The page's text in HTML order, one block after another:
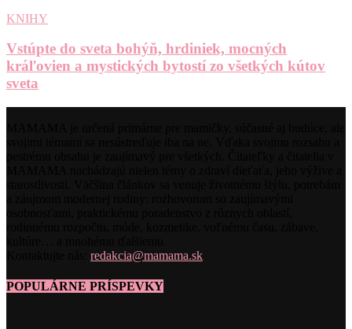
KNIHY
Vstúpte do sveta bohýň, hrdiniek, mocných
kráľovien a mystických bytostí zo všetkých kútov
sveta
redakcia@mamama.sk
POPULÁRNE PRÍSPEVKY